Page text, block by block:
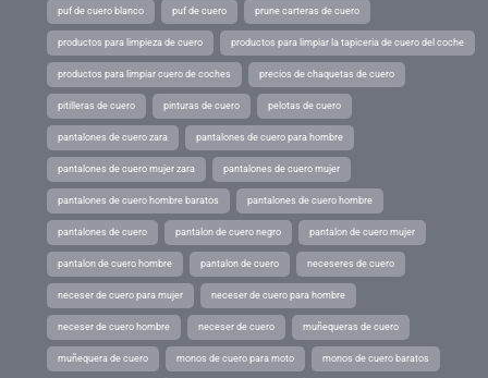
puf de cuero blanco puf de cuero prune carteras de cuero
productos para limpieza de cuero productos para limpiar la tapiceria de cuero del coche
productos para limpiar cuero de coches precios de chaquetas de cuero
pitilleras de cuero pinturas de cuero pelotas de cuero
pantalones de cuero zara pantalones de cuero para hombre
pantalones de cuero mujer zara pantalones de cuero mujer
pantalones de cuero hombre baratos pantalones de cuero hombre
pantalones de cuero pantalon de cuero negro pantalon de cuero mujer
pantalon de cuero hombre pantalon de cuero neceseres de cuero
neceser de cuero para mujer neceser de cuero para hombre
neceser de cuero hombre neceser de cuero muñequeras de cuero
muñequera de cuero monos de cuero para moto monos de cuero baratos